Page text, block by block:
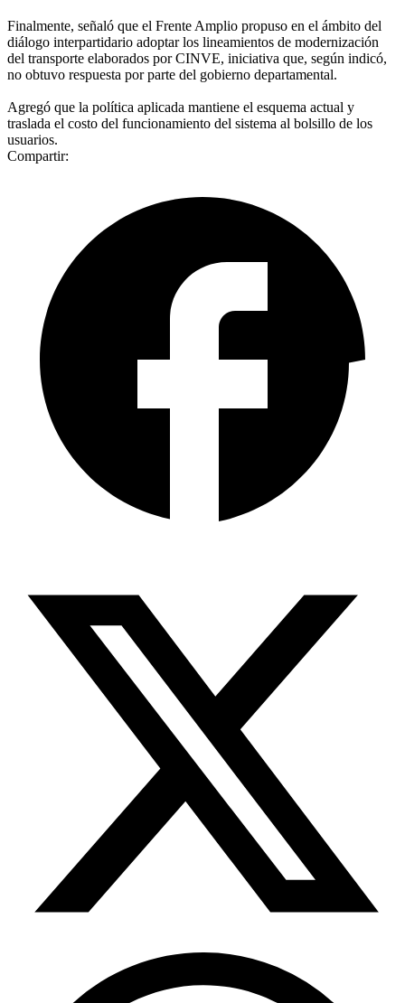
Finalmente, señaló que el Frente Amplio propuso en el ámbito del
diálogo interpartidario adoptar los lineamientos de modernización
del transporte elaborados por CINVE, iniciativa que, según indicó,
no obtuvo respuesta por parte del gobierno departamental.
Agregó que la política aplicada mantiene el esquema actual y
traslada el costo del funcionamiento del sistema al bolsillo de los
usuarios.
Compartir: